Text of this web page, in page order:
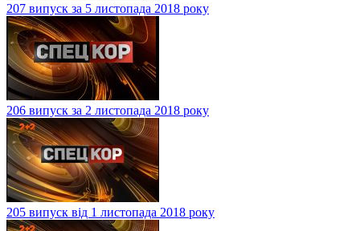
207 випуск за 5 листопада 2018 року
206 випуск за 2 листопада 2018 року
205 випуск від 1 листопада 2018 року